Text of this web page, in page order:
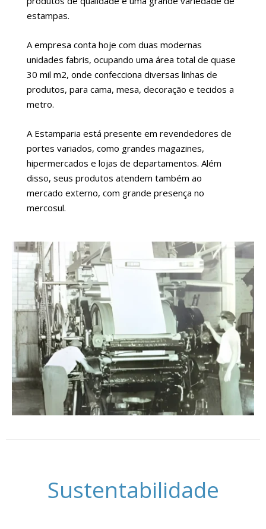
estampas.
A empresa conta hoje com duas modernas
unidades fabris, ocupando uma área total de quase
30 mil m2, onde confecciona diversas linhas de
produtos, para cama, mesa, decoração e tecidos a
metro.
A Estamparia está presente em revendedores de
portes variados, como grandes magazines,
hipermercados e lojas de departamentos. Além
disso, seus produtos atendem também ao
mercado externo, com grande presença no
mercosul.
Sustentabilidade